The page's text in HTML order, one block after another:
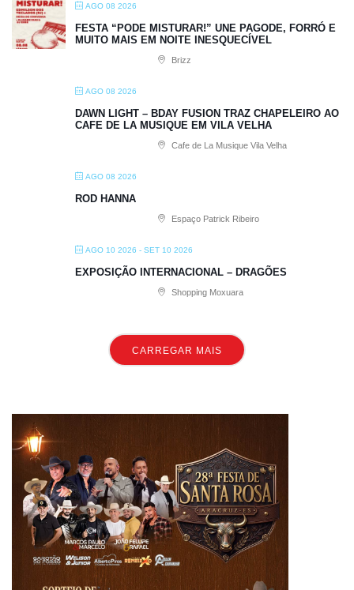
AGO 08 2026
FESTA “PODE MISTURAR!” UNE PAGODE, FORRÓ E
MUITO MAIS EM NOITE INESQUECÍVEL
Brizz
AGO 08 2026
DAWN LIGHT – BDAY FUSION TRAZ CHAPELEIRO AO
CAFE DE LA MUSIQUE EM VILA VELHA
Cafe de La Musique Vila Velha
AGO 08 2026
ROD HANNA
Espaço Patrick Ribeiro
AGO 10 2026 - SET 10 2026
EXPOSIÇÃO INTERNACIONAL – DRAGÕES
Shopping Moxuara
CARREGAR MAIS